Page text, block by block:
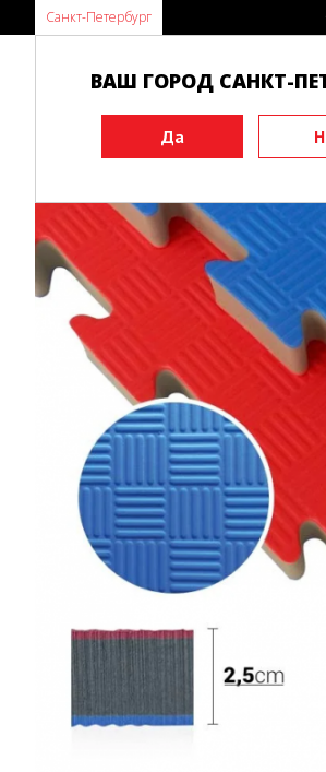
Санкт-Петербург
ВАШ ГОРОД САНКТ-
Инвентарь Будоматы,